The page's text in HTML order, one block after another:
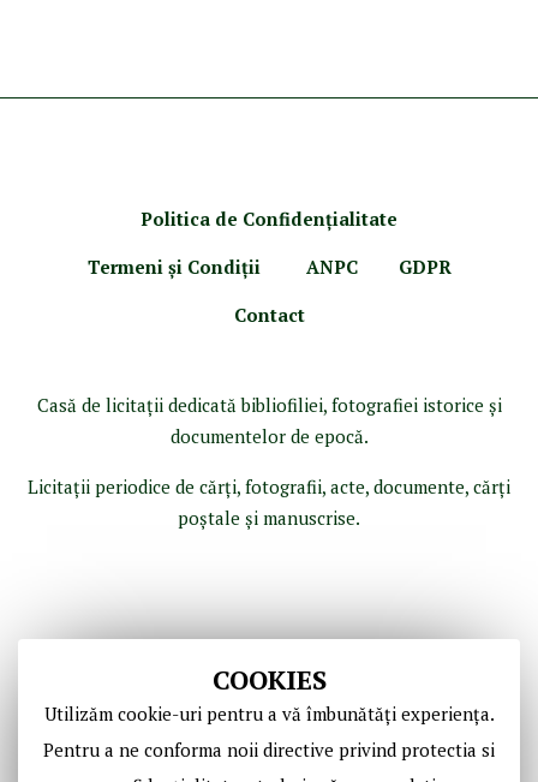
COOKIES
Utilizăm cookie-uri pentru a vă îmbunătăți experiența.
Pentru a ne conforma noii directive privind protectia si
Politica de Confidenţialitate
Termeni şi Condiţii
ANPC
GDPR
Contact
Casă de licitaţii dedicată bibliofiliei, fotografiei istorice şi
documentelor de epocă.
Licitaţii periodice de cărţi, fotografii, acte, documente, cărţi
poştale şi manuscrise.